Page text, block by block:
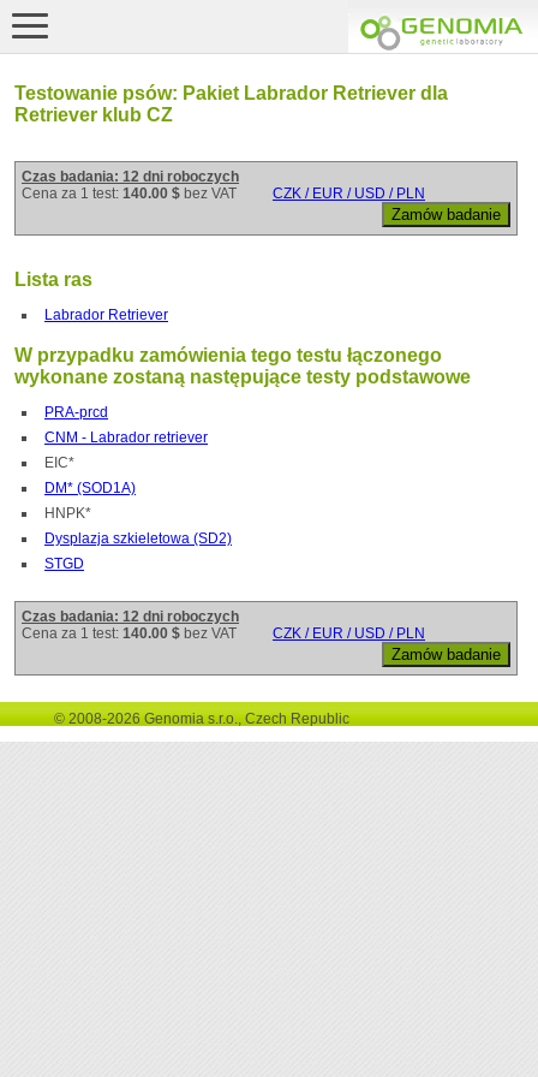
Testowanie psów: Pakiet Labrador Retriever dla
Retriever klub CZ
Czas badania: 12 dni roboczych
Cena za 1 test: 140.00 $ bez VAT CZK / EUR / USD / PLN
Lista ras
Labrador Retriever
W przypadku zamówienia tego testu łączonego
wykonane zostaną następujące testy podstawowe
PRA-prcd
CNM - Labrador retriever
EIC*
DM* (SOD1A)
HNPK*
Dysplazja szkieletowa (SD2)
STGD
Czas badania: 12 dni roboczych
Cena za 1 test: 140.00 $ bez VAT CZK / EUR / USD / PLN
© 2008-2026 Genomia s.r.o., Czech Republic